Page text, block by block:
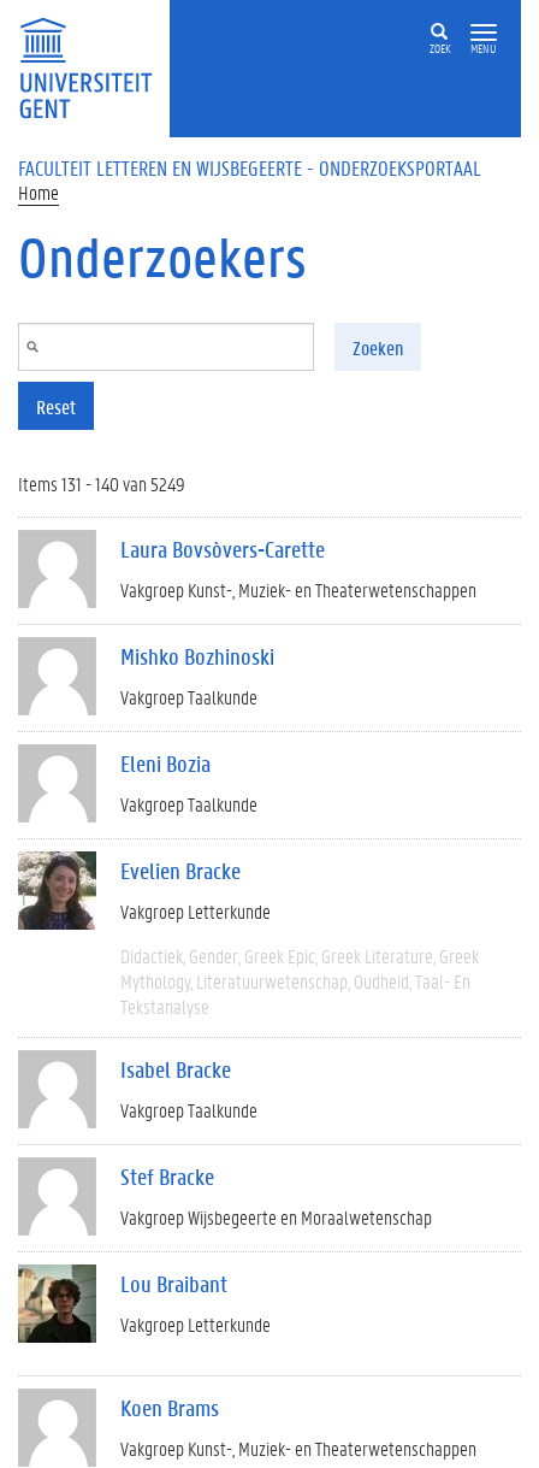
Overslaan en naar de inhoud gaan
ZOEK MENU
FACULTEIT LETTEREN EN WIJSBEGEERTE - ONDERZOEKSPORTAAL
Home
Onderzoekers
Zoeken
Reset
Items 131 - 140 van 5249
Laura Bovsòvers-Carette
Vakgroep Kunst-, Muziek- en Theaterwetenschappen
Mishko Bozhinoski
Vakgroep Taalkunde
Eleni Bozia
Vakgroep Taalkunde
Evelien Bracke
Vakgroep Letterkunde
Didactiek Gender Greek Epic Greek Literature Greek
Mythology Literatuurwetenschap Oudheid Taal- En
Tekstanalyse
Isabel Bracke
Vakgroep Taalkunde
Stef Bracke
Vakgroep Wijsbegeerte en Moraalwetenschap
Lou Braibant
Vakgroep Letterkunde
Koen Brams
Vakgroep Kunst-, Muziek- en Theaterwetenschappen